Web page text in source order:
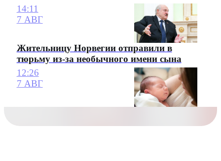
14:11
7 АВГ
Жительницу Норвегии отправили в
тюрьму из-за необычного имени сына
12:26
7 АВГ